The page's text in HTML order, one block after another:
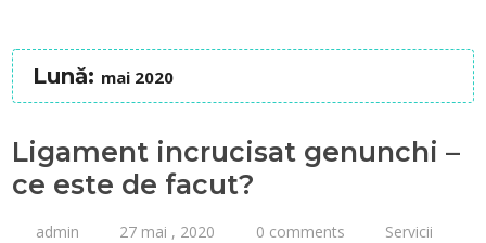
Lună: mai 2020
Ligament incrucisat genunchi –
ce este de facut?
admin 27 mai , 2020 0 comments
Servicii